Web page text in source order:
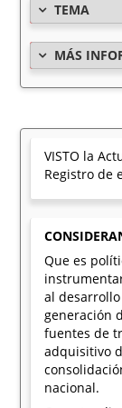
TEMA
MÁS
VISTO la
Registro de
Que es
al
generación
fuentes de
adquisitivo
nacional.